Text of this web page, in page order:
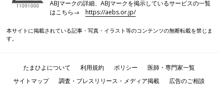
ABJマークの詳細、ABJマークを掲示しているサービスの一覧
はこちら→https://aebs.or.jp/
本サイトに掲載されている記事・写真・イラスト等のコンテンツの無断転載を禁じま
す。
たまひよについて 利用規約 ポリシー
医師・専門家一覧
サイトマップ
調査・プレスリリース・メディア掲載 広告のご相談